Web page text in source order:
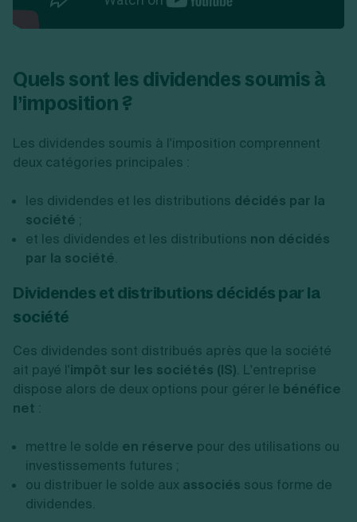
Quels sont les dividendes soumis à
l’imposition ?
Les dividendes soumis à l'imposition comprennent
deux catégories principales :
les dividendes et les distributions décidés par la
société ;
et les dividendes et les distributions non décidés
par la société.
Dividendes et distributions décidés par la
société
Ces dividendes sont distribués après que la société
ait payé l'impôt sur les sociétés (IS). L'entreprise
dispose alors de deux options pour gérer le bénéfice
net :
mettre le solde en réserve pour des utilisations ou
investissements futures ;
ou distribuer le solde aux associés sous forme de
dividendes.